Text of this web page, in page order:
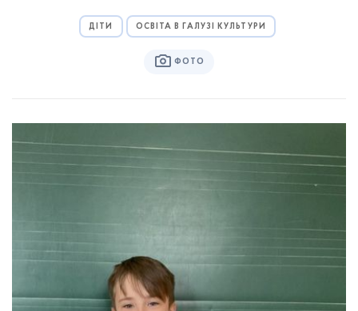
ДІТИ ОСВІТА В ГАЛУЗІ КУЛЬТУРИ
ФОТО